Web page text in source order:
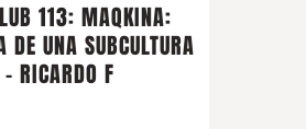
113: MAQKINA:
DE UNA SUBCULTURA
- RICARDO F